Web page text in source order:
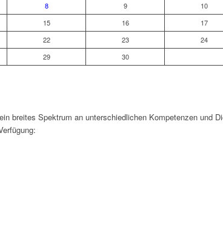
8 9 10
15 16 17
22 23 24
29 30
breites Spektrum an unterschiedlichen Kompetenzen und